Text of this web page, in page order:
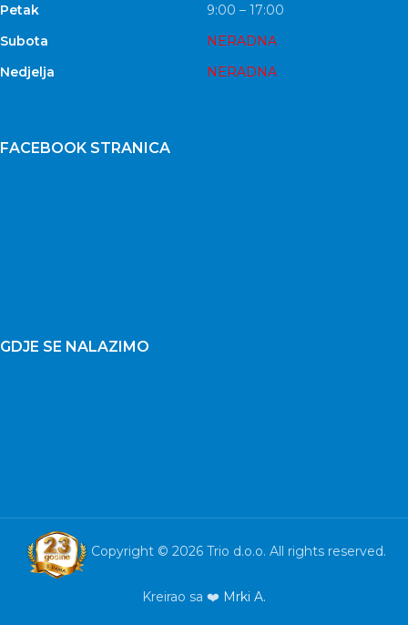
Petak
9:00 – 17:00
Subota
NERADNA
Nedjelja
NERADNA
FACEBOOK STRANICA
GDJE SE NALAZIMO
Copyright © 2026 Trio d.o.o. All rights reserved.
Kreirao sa ❤️ Mrki A.